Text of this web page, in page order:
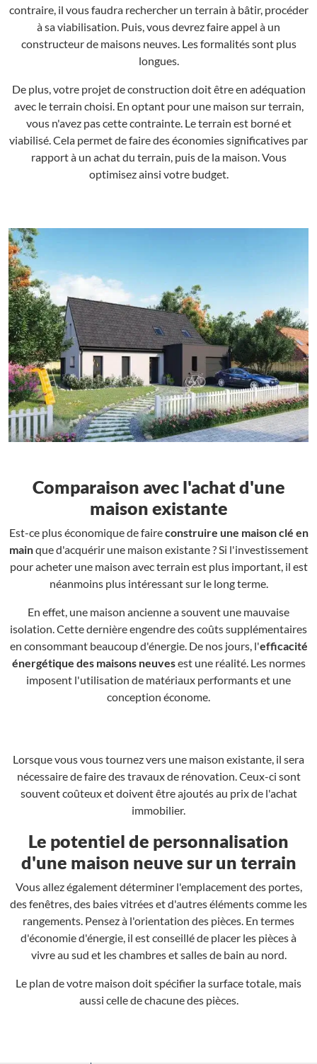
contraire, il vous faudra rechercher un terrain à bâtir, procéder
à sa viabilisation. Puis, vous devrez faire appel à un
constructeur de maisons neuves. Les formalités sont plus
longues.
De plus, votre projet de construction doit être en adéquation
avec le terrain choisi. En optant pour une maison sur terrain,
vous n'avez pas cette contrainte. Le terrain est borné et
viabilisé. Cela permet de faire des économies significatives par
rapport à un achat du terrain, puis de la maison. Vous
optimisez ainsi votre budget.
Comparaison avec l'achat d'une
maison existante
Est-ce plus économique de faireconstruire une maison clé en
mainque d'acquérir une maison existante ? Si l'investissement
pour acheter une maison avec terrain est plus important, il est
néanmoins plus intéressant sur le long terme.
En effet, une maison ancienne a souvent une mauvaise
isolation. Cette dernière engendre des coûts supplémentaires
en consommant beaucoup d'énergie. De nos jours, l'efficacité
énergétique des maisons neuvesest une réalité. Les normes
imposent l'utilisation de matériaux performants et une
conception économe.
Lorsque vous vous tournez vers une maison existante, il sera
nécessaire de faire des travaux de rénovation. Ceux-ci sont
souvent coûteux et doivent être ajoutés au prix de l'achat
immobilier.
Le potentiel de personnalisation
d'une maison neuve sur un terrain
Vous allez également déterminer l'emplacement des portes,
des fenêtres, des baies vitrées et d'autres éléments comme les
rangements. Pensez à l'orientation des pièces. En termes
d'économie d'énergie, il est conseillé de placer les pièces à
vivre au sud et les chambres et salles de bain au nord.
Le plan de votre maison doit spécifier la surface totale, mais
aussi celle de chacune des pièces.